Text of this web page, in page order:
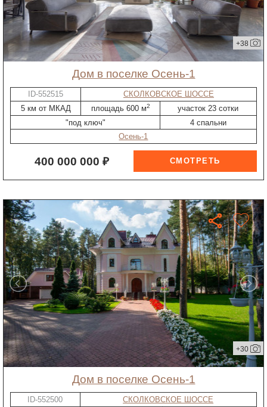
+38
дом в поселке Осень-1
ID-552515
СКОЛКОВСКОЕ ШОССЕ
5 км от МКАД
площадь 600 м2
участок 23 сотки
"под ключ"
4 спальни
Осень-1
400 000 000 ₽
+30
дом в поселке Осень-1
ID-552500
СКОЛКОВСКОЕ ШОССЕ